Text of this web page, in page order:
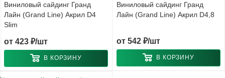
Виниловый сайдинг Гранд
Лайн (Grand Line) Акрил D4
Slim
от 423 ₽/шт
В КОРЗИНУ
Виниловый сайдинг Гранд
Лайн (Grand Line) Акрил D4,8
от 542 ₽/шт
В КОРЗИНУ